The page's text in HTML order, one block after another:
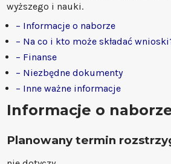
wyższego i nauki.
– Informacje o naborze
– Na co i kto może składać
– Finanse
– Niezbędne dokumenty
– Inne ważne informacje
Informacje o
Planowany termin